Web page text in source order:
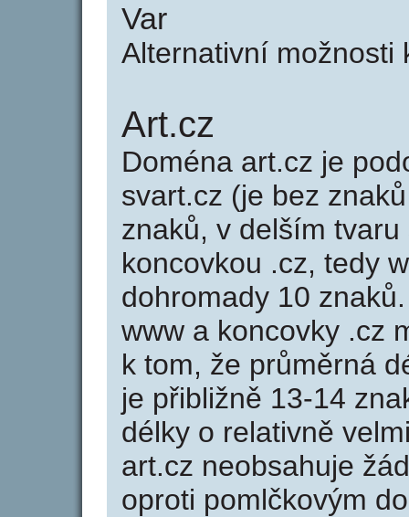
Var
Alternativní možnosti
Art.cz
Doména art.cz je
svart.cz (je bez
znaků, v delším
koncovkou .cz, tedy
dohromady 10
www a koncovky .cz
k tom, že průměrná
je přibližně 13-14
délky o relativně
art.cz neobsahuje
oproti pomlčkovým